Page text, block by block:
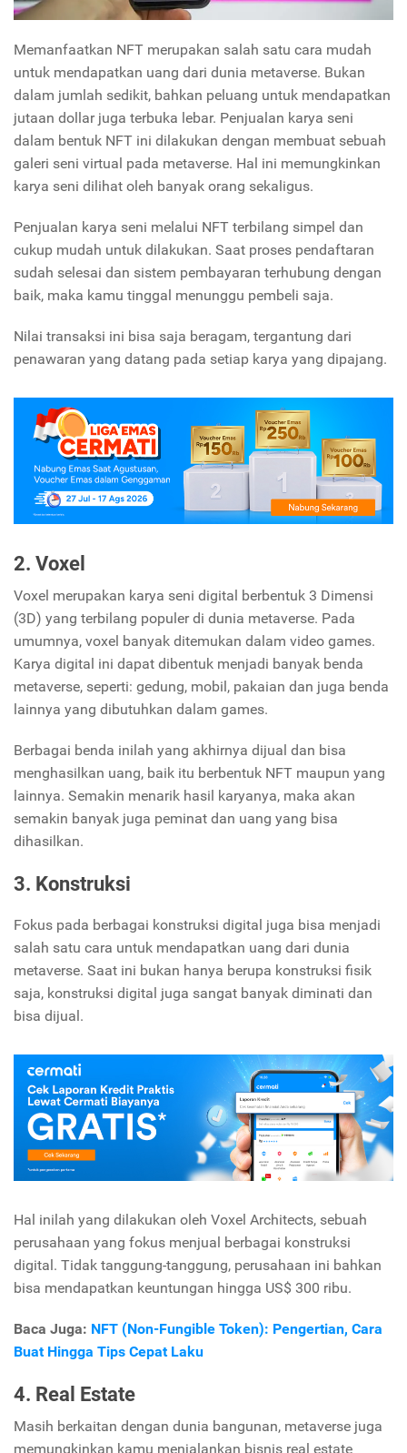
Memanfaatkan NFT merupakan salah satu cara mudah
untuk mendapatkan uang dari dunia metaverse. Bukan
dalam jumlah sedikit, bahkan peluang untuk mendapatkan
jutaan dollar juga terbuka lebar. Penjualan karya seni
dalam bentuk NFT ini dilakukan dengan membuat sebuah
galeri seni virtual pada metaverse. Hal ini memungkinkan
karya seni dilihat oleh banyak orang sekaligus.
Penjualan karya seni melalui NFT terbilang simpel dan
cukup mudah untuk dilakukan. Saat proses pendaftaran
sudah selesai dan sistem pembayaran terhubung dengan
baik, maka kamu tinggal menunggu pembeli saja.
Nilai transaksi ini bisa saja beragam, tergantung dari
penawaran yang datang pada setiap karya yang dipajang.
2. Voxel
Voxel merupakan karya seni digital berbentuk 3 Dimensi
(3D) yang terbilang populer di dunia metaverse. Pada
umumnya, voxel banyak ditemukan dalam video games.
Karya digital ini dapat dibentuk menjadi banyak benda
metaverse, seperti: gedung, mobil, pakaian dan juga benda
lainnya yang dibutuhkan dalam games.
Berbagai benda inilah yang akhirnya dijual dan bisa
menghasilkan uang, baik itu berbentuk NFT maupun yang
lainnya. Semakin menarik hasil karyanya, maka akan
semakin banyak juga peminat dan uang yang bisa
dihasilkan.
3. Konstruksi
Fokus pada berbagai konstruksi digital juga bisa menjadi
salah satu cara untuk mendapatkan uang dari dunia
metaverse. Saat ini bukan hanya berupa konstruksi fisik
saja, konstruksi digital juga sangat banyak diminati dan
bisa dijual.
Hal inilah yang dilakukan oleh Voxel Architects, sebuah
perusahaan yang fokus menjual berbagai konstruksi
digital. Tidak tanggung-tanggung, perusahaan ini bahkan
bisa mendapatkan keuntungan hingga US$ 300 ribu.
Baca Juga: NFT (Non-Fungible Token): Pengertian, Cara
Buat Hingga Tips Cepat Laku
4. Real Estate
Masih berkaitan dengan dunia bangunan, metaverse juga
memungkinkan kamu menjalankan bisnis real estate